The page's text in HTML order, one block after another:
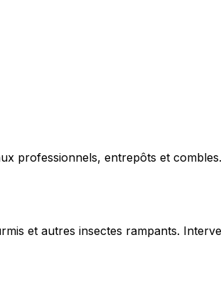
professionnels, entrepôts et
et autres insectes rampants.